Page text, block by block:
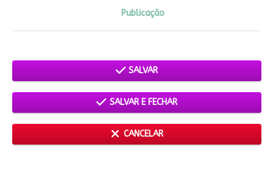
Publicação
SALVAR
SALVAR E FECHAR
CANCELAR